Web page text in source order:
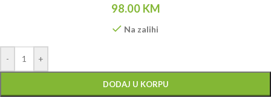
98.00 KM
Na zalihi
- +
DODAJ U KORPU